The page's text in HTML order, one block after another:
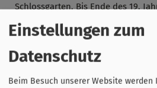
Schlossgarten. Bis Ende des 19.
Universität auch als
Einstellungen zum
Datenschutz
Beim Besuch unserer Website